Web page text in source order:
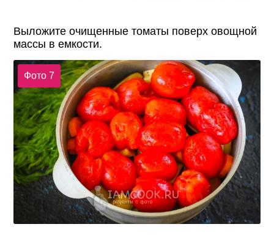
Выложите очищенные томаты поверх овощной
массы в емкости.
Фото 7